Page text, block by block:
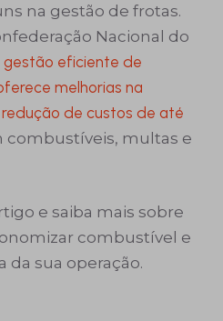
na gestão de frotas.
Nacional do
gestão eficiente de
melhorias na
de custos de até
combustíveis, multas e
e saiba mais sobre
combustível e
da sua operação.